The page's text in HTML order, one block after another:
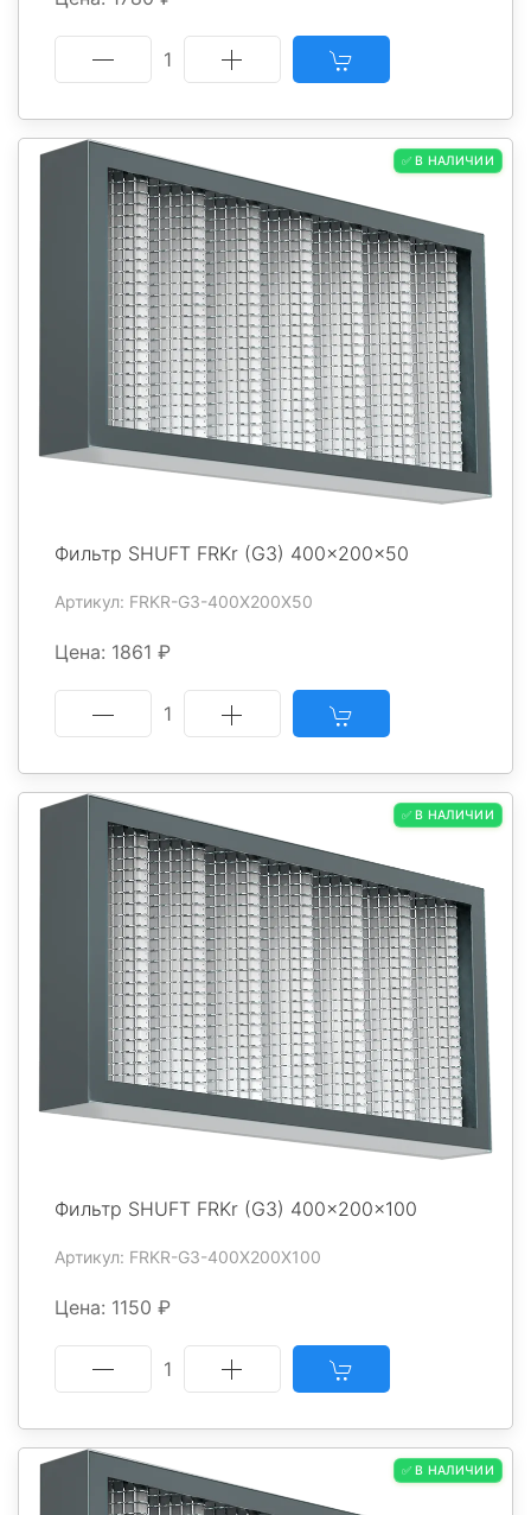
1
✅ В НАЛИЧИИ
Фильтр SHUFT FRKr (G3) 400x200x50
Артикул: FRKR-G3-400X200X50
Цена: 1861 ₽
1
✅ В НАЛИЧИИ
Фильтр SHUFT FRKr (G3) 400x200x100
Артикул: FRKR-G3-400X200X100
Цена: 1150 ₽
1
✅ В НАЛИЧИИ